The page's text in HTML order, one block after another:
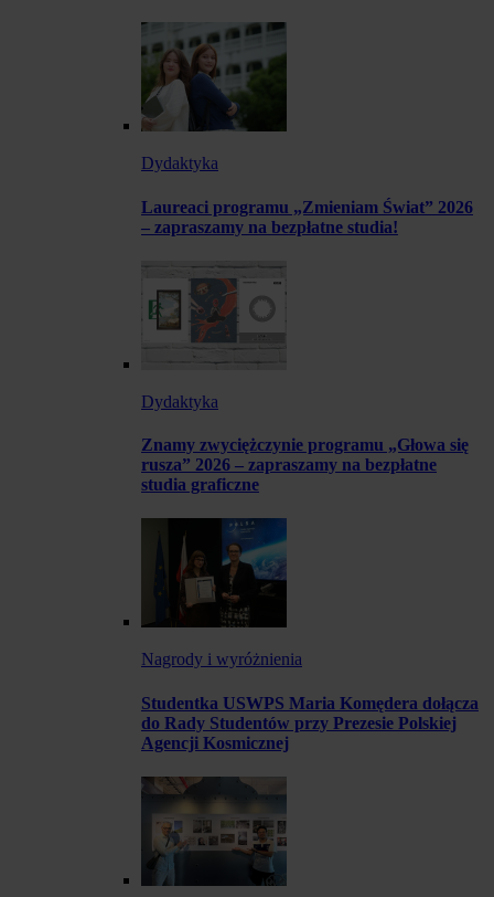
Dydaktyka
Laureaci programu „Zmieniam Świat” 2026
– zapraszamy na bezpłatne studia!
Dydaktyka
Znamy zwyciężczynie programu „Głowa się
rusza” 2026 – zapraszamy na bezpłatne
studia graficzne
Nagrody i wyróżnienia
Studentka USWPS Maria Komędera dołącza
do Rady Studentów przy Prezesie Polskiej
Agencji Kosmicznej